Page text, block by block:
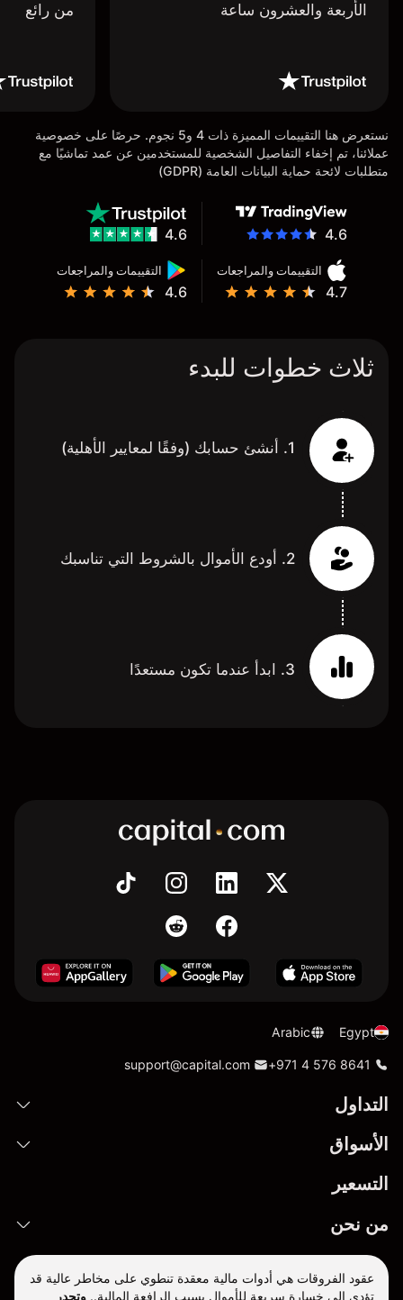
الأربعة والعشرون ساعة
من رائع
نستعرض هنا التقييمات المميزة ذات 4 و5 نجوم. حرصًا على خصوصية
عملائنا، تم إخفاء التفاصيل الشخصية للمستخدمين عن عمد تماشيًا مع
متطلبات لائحة حماية البيانات العامة (GDPR)
4.6
التقييمات والمراجعات
4.7
التقييمات والمراجعات
4.6
4.6
ثلاث خطوات للبدء
1. أنشئ حسابك (وفقًا لمعايير الأهلية)
2. أودع الأموال بالشروط التي تناسبك
3. ابدأ عندما تكون مستعدًا
Egypt
Arabic
+971 4 576 8641
support@capital.com
التداول
الأسواق
التسعير
من نحن
عقود الفروقات هي أدوات مالية معقدة تنطوي على مخاطر عالية قد
تؤدي إلى خسارة سريعة للأموال بسبب الرافعة المالية.. وتجدر